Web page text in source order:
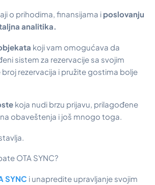
o prihodima, finansijama i poslovanju
analitika.
koji vam omogućava da
sistem za rezervacije sa svojim
rezervacija i pružite gostima bolje
koja nudi brzu prijavu, prilagođene
obaveštenja i još mnogo toga.
OTA SYNC?
SYNC i unapredite upravljanje svojim